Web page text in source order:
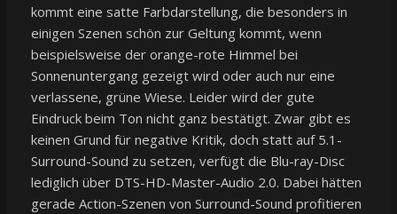
kommt eine satte Farbdarstellung, die besonders in
einigen Szenen schön zur Geltung kommt, wenn
beispielsweise der orange-rote Himmel bei
Sonnenuntergang gezeigt wird oder auch nur eine
verlassene, grüne Wiese. Leider wird der gute
Eindruck beim Ton nicht ganz bestätigt. Zwar gibt es
keinen Grund für negative Kritik, doch statt auf 5.1-
Surround-Sound zu setzen, verfügt die Blu-ray-Disc
lediglich über DTS-HD-Master-Audio 2.0. Dabei hätten
gerade Action-Szenen von Surround-Sound profitieren